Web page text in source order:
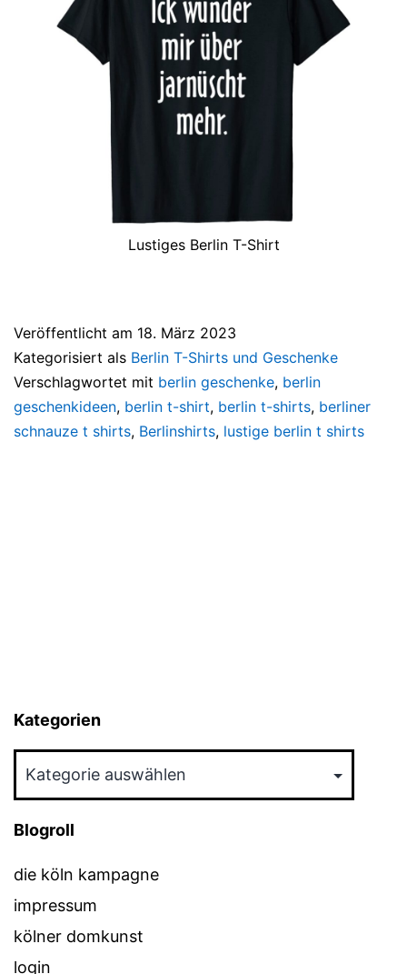
Lustiges Berlin T-Shirt
Veröffentlicht am 18. März 2023
Kategorisiert als Berlin T-Shirts und Geschenke
Verschlagwortet mit berlin geschenke, berlin
geschenkideen, berlin t-shirt, berlin t-shirts, berliner
schnauze t shirts, Berlinshirts, lustige berlin t shirts
Kategorien
Blogroll
die köln kampagne
impressum
kölner domkunst
login